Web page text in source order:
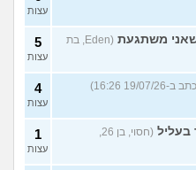
עצות
משתגעת
(Eden, בת
5
עצות
4
עצות
בעליל
(חסוי, בן 26,
1
עצות